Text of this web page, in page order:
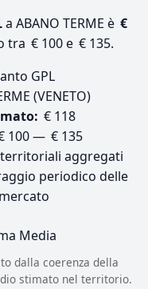
a ABANO TERME è €
tra € 100 e € 135.
GPL
(VENETO)
€ 118
100 — € 135
aggregati
periodico delle
Media
dalla coerenza della
stimato nel territorio.